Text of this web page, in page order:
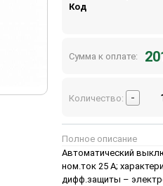
Код
Сумма к оплате:
Количество: -
Полное описание
Автоматический
ном.ток 25 А;
дифф.защиты –